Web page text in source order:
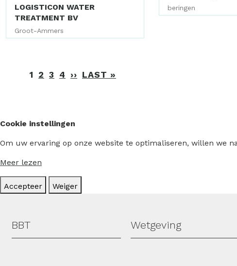
beringen
LOGISTICON WATER
TREATMENT BV
Groot-Ammers
Paginering
1 2 3 4 ›› VOLGENDE
LAST »
Cookie instellingen
Om uw ervaring op onze website te optimaliseren, willen we
Meer lezen
Accepteer Weiger
Hoofdmenu
BBT Wetgeving